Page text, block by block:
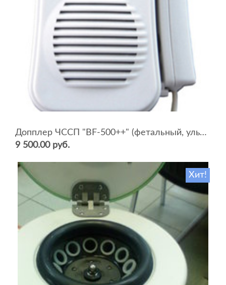
Допплер ЧССП "BF-500++" (фетальный, ультразвуковой)
9 500.00 руб.
Хит!